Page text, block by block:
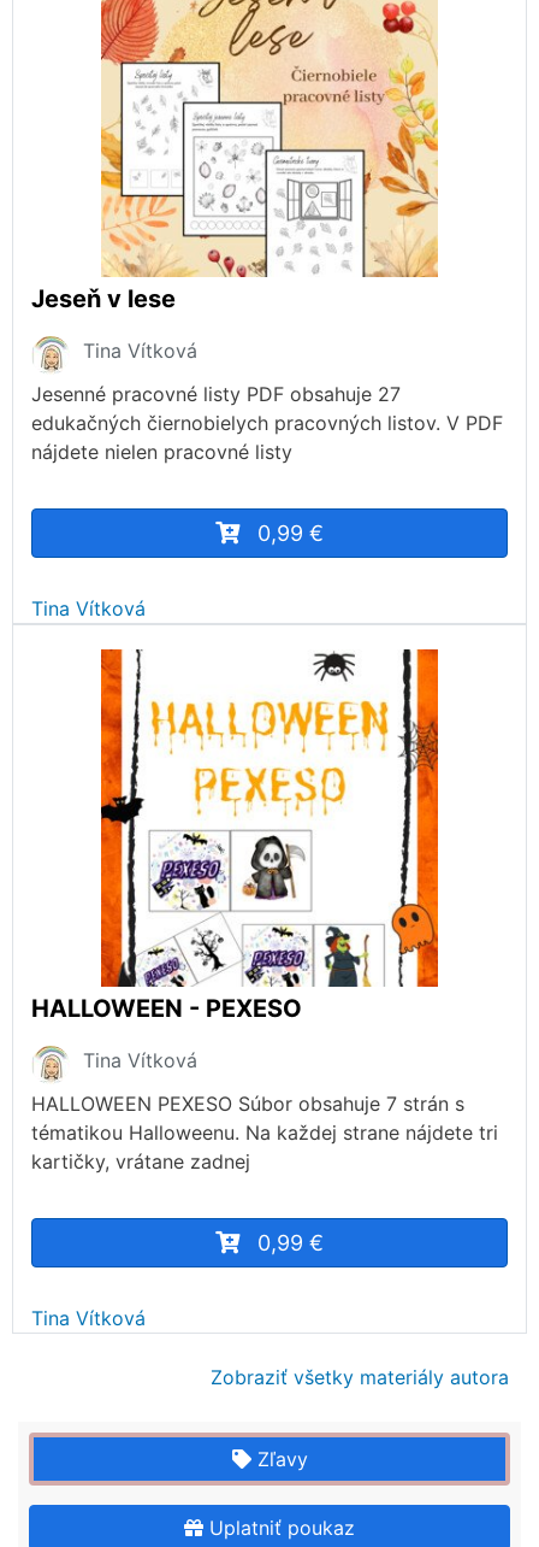
Jeseň v lese
Tina Vítková
Jesenné pracovné listy PDF obsahuje 27
edukačných čiernobielych pracovných listov. V PDF
nájdete nielen pracovné listy
0,99 €
Tina Vítková
HALLOWEEN - PEXESO
Tina Vítková
HALLOWEEN PEXESO Súbor obsahuje 7 strán s
tématikou Halloweenu. Na každej strane nájdete tri
kartičky, vrátane zadnej
0,99 €
Tina Vítková
Zobraziť všetky materiály autora
Zľavy
Uplatniť poukaz